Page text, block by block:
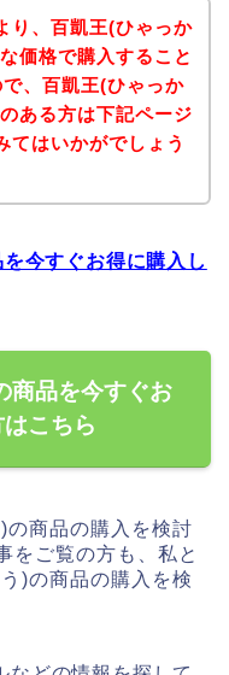
り、百凱王(ひゃっか
価格で購入すること
、百凱王(ひゃっか
ある方は下記ページ
てはいかがでしょう
今すぐお得に購入し
商品を今すぐお
こちら
商品の購入を検討
をご覧の方も、私と
)の商品の購入を検